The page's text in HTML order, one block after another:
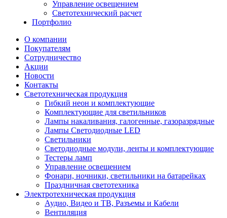
Управление освещением
Светотехнический расчет
Портфолио
О компании
Покупателям
Сотрудничество
Акции
Новости
Контакты
Светотехническая продукция
Гибкий неон и комплектующие
Комплектующие для светильников
Лампы накаливания, галогенные, газоразрядные
Лампы Светодиодные LED
Светильники
Светодиодные модули, ленты и комплектующие
Тестеры ламп
Управление освещением
Фонари, ночники, светильники на батарейках
Праздничная светотехника
Электротехническая продукция
Аудио, Видео и ТВ, Разъемы и Кабели
Вентиляция